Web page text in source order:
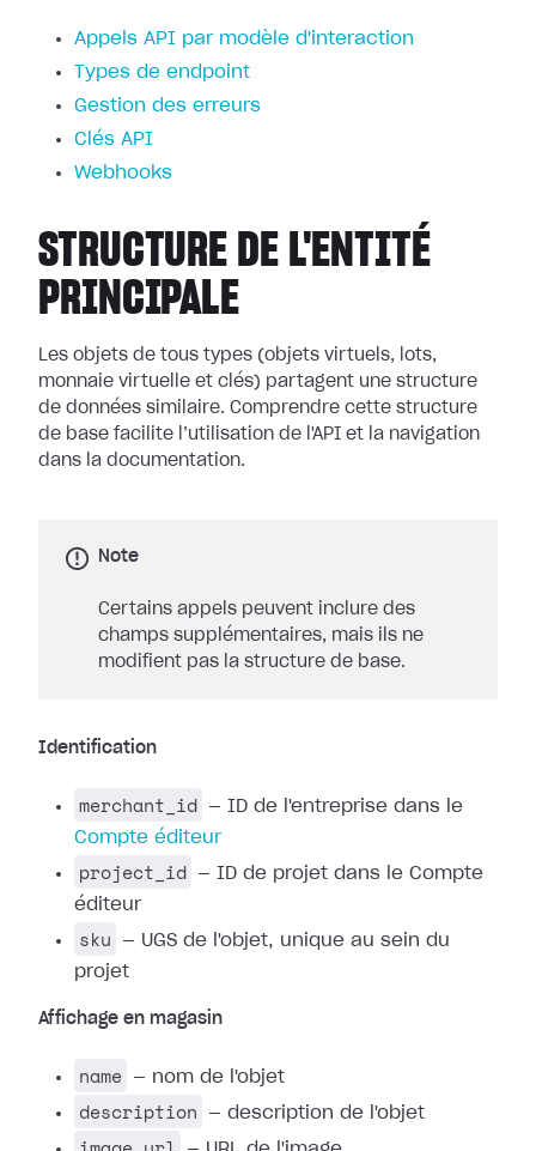
Appels API par modèle d'interaction
Types de endpoint
Gestion des erreurs
Clés API
Webhooks
STRUCTURE DE L'ENTITÉ
PRINCIPALE
Les objets de tous types (objets virtuels, lots,
monnaie virtuelle et clés) partagent une structure
de données similaire. Comprendre cette structure
de base facilite l’utilisation de l'API et la navigation
dans la documentation.
Note
Certains appels peuvent inclure des
champs supplémentaires, mais ils ne
modifient pas la structure de base.
Identification
merchant_id
— ID de l'entreprise dans le
Compte éditeur
project_id
— ID de projet dans le Compte
éditeur
sku
— UGS de l'objet, unique au sein du
projet
Affichage en magasin
name — nom de l'objet
description — description de l'objet